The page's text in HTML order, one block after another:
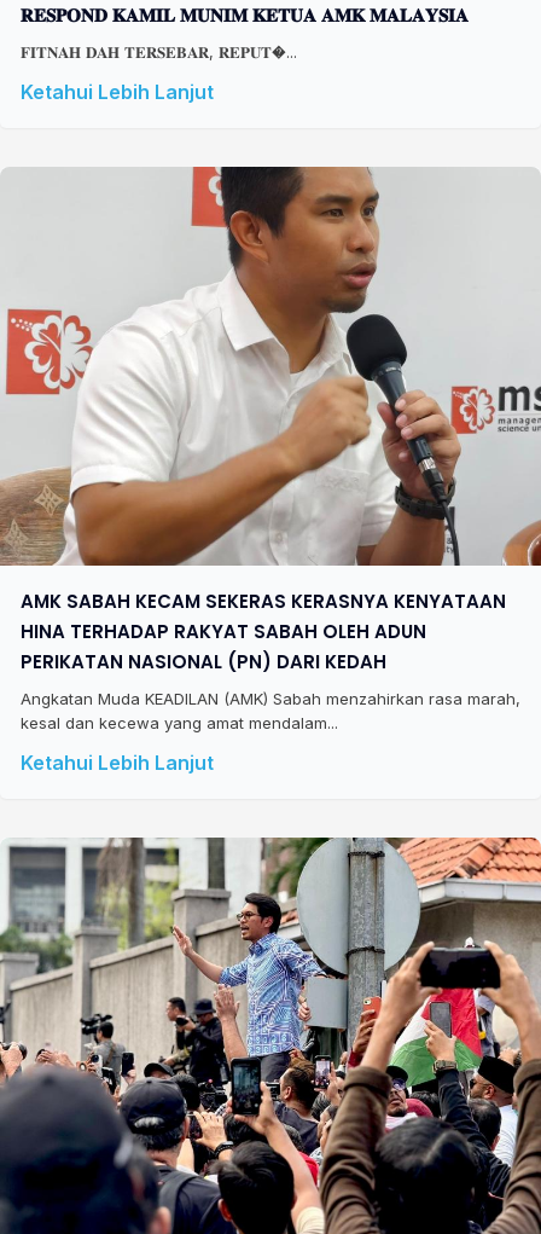
𝐑𝐄𝐒𝐏𝐎𝐍𝐃 𝐊𝐀𝐌𝐈𝐋 𝐌𝐔𝐍𝐈𝐌 𝐊𝐄𝐓𝐔𝐀 𝐀𝐌𝐊 𝐌𝐀𝐋𝐀𝐘𝐒𝐈𝐀
𝐅𝐈𝐓𝐍𝐀𝐇 𝐃𝐀𝐇 𝐓𝐄𝐑𝐒𝐄𝐁𝐀𝐑, 𝐑𝐄𝐏𝐔𝐓�...
Ketahui Lebih Lanjut
AMK SABAH KECAM SEKERAS KERASNYA KENYATAAN
HINA TERHADAP RAKYAT SABAH OLEH ADUN
PERIKATAN NASIONAL (PN) DARI KEDAH
Angkatan Muda KEADILAN (AMK) Sabah menzahirkan rasa marah,
kesal dan kecewa yang amat mendalam...
Ketahui Lebih Lanjut